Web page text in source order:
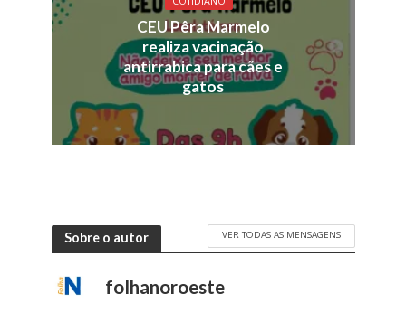
CEU Pêra Marmelo
realiza vacinação
antirrabica para cães e
gatos
Sobre o autor VER TODAS AS MENSAGENS
folhanoroeste